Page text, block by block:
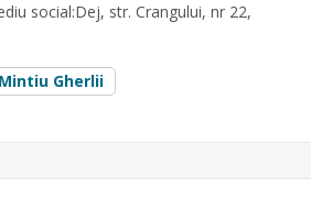
social:Dej, str. Crangului, nr 22,
Mintiu Gherlii